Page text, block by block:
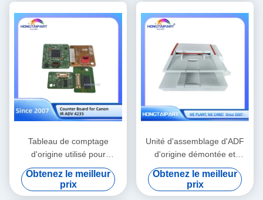
Tableau de comptage
d'origine utilisé pour
l'imprimante Canon IR ADV
4235
Obtenez le meilleur
prix
Unité d'assemblage d'ADF
d'origine démontée et
sauvée Compatible avec
Canon I-Sensys MF6180dw
Obtenez le meilleur
prix